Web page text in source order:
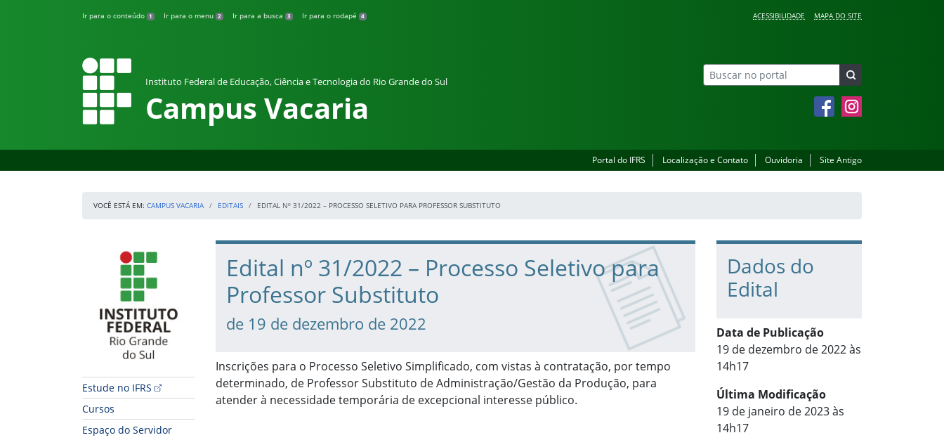
Ir para o conteúdo 1 Ir para o menu 2 Ir para a busca 3 Ir para o rodapé 4 ACESSIBILIDADE MAPA DO SITE
Instituto Federal de Educação, Ciência e Tecnologia do Rio Grande do Sul
Campus Vacaria FacebookInstagram
Portal do IFRS Localização e Contato Ouvidoria Site Antigo
VOCÊ ESTÁ EM: CAMPUS VACARIA EDITAIS EDITAL Nº 31/2022 – PROCESSO SELETIVO PARA PROFESSOR SUBSTITUTO
Início da navegação
Estude no IFRS
Cursos
Espaço do Servidor
Início do conteúdo
Edital nº 31/2022 – Processo Seletivo para
Professor Substituto
de 19 de dezembro de 2022
Inscrições para o Processo Seletivo Simplificado, com vistas à contratação, por tempo
determinado, de Professor Substituto de Administração/Gestão da Produção, para
atender à necessidade temporária de excepcional interesse público.
Dados do
Edital
Data de Publicação
19 de dezembro de 2022 às
14h17
Última Modificação
19 de janeiro de 2023 às
14h17